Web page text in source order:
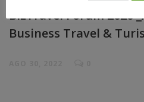
BizTravel Forum 2020
Business Travel &